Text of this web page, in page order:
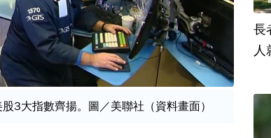
3大指數齊揚。圖／美聯社（資料畫面）
長
人